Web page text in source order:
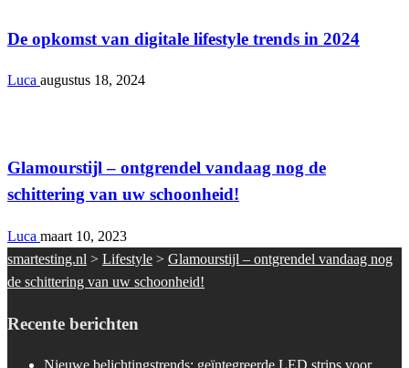
De opkomst van digitale lifestyle trends in 2024
Luca augustus 18, 2024
Glamourstijl – ontgrendel vandaag nog de
schittering van uw schoonheid!
Luca maart 10, 2023
smartesting.nl > Lifestyle > Glamourstijl – ontgrendel vandaag nog
de schittering van uw schoonheid!
Recente berichten